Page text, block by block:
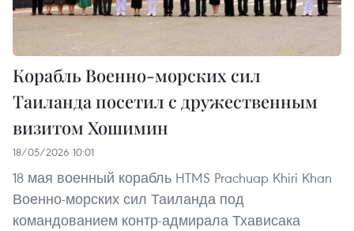
Корабль Военно-морских сил
Таиланда посетил с дружественным
визитом Хошимин
18/05/2026 10:01
18 мая военный корабль HTMS Prachuap Khiri Khan
Военно-морских сил Таиланда под
командованием контр-адмирала Тхависака